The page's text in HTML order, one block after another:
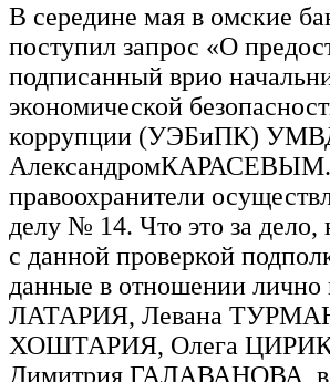
В середине мая в омские
поступил запрос «О
подписанный врио
экономической
коррупции (УЭБиПК)
АлександромКАРАСЕВЫМ.
правоохранители
делу № 14. Что это за дело,
с данной проверкой
данные в отношении
ЛАТАРИЯ, Левана
ХОШТАРИЯ, Олега
Димитрия ГАЛАВАНОВА,